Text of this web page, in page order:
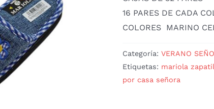
16 PARES DE CADA
COLORES MARINO
Categoría:VERANO
Etiquetas: mariola
por casa señora